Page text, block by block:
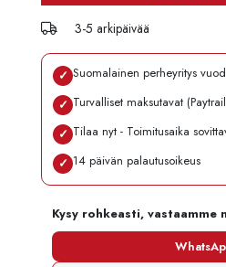
3-5 arkipäivää
✓ Suomalainen perheyritys
✓ Turvalliset maksutavat
✓ Tilaa nyt - Toimitusaika
✓ 14 päivän palautusoikeus
Kysy rohkeasti, vastaamme